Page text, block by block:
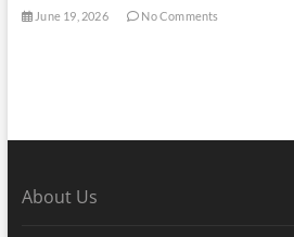
June 19, 2026 No Comments
About Us